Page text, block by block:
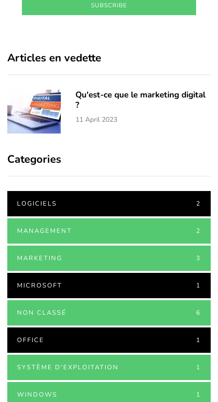
SUBSCRIBE
Articles en vedette
Qu'est-ce que le marketing digital
?
11 April 2023
Categories
LOGICIELS 2
MANAGEMENT 2
MARKETING 3
MICROSOFT 1
NON CLASSÉ 6
OFFICE 1
SYSTÈME D'EXPLOITATION 1
WINDOWS 1